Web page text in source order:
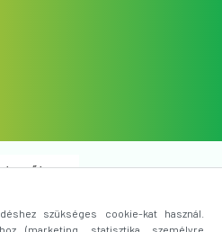
szükséges cookie-kat használ.
(marketing, statisztika, személyre